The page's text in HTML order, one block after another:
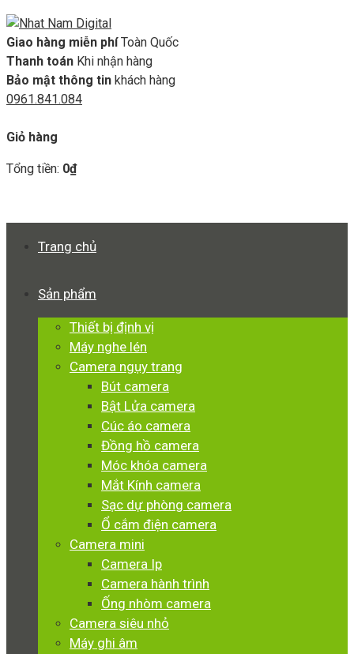
Giao hàng miễn phí Toàn Quốc
Thanh toán Khi nhận hàng
Bảo mật thông tin khách hàng
0961.841.084
Giỏ hàng
Tổng tiền: 0₫
Trang chủ
Sản phẩm
Thiết bị định vị
Máy nghe lén
Camera ngụy trang
Bút camera
Bật Lửa camera
Cúc áo camera
Đồng hồ camera
Móc khóa camera
Mắt Kính camera
Sạc dự phòng camera
Ổ cắm điện camera
Camera mini
Camera Ip
Camera hành trình
Ống nhòm camera
Camera siêu nhỏ
Máy ghi âm